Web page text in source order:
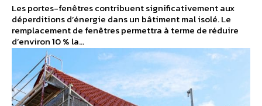
Les portes-fenêtres contribuent significativement aux
déperditions d’énergie dans un bâtiment mal isolé. Le
remplacement de fenêtres permettra à terme de réduire
d’environ 10 % la...